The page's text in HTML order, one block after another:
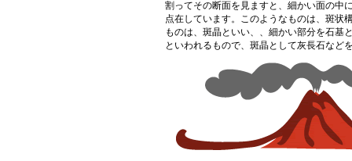
割ってその断面を見ますと、細かい面の中
点在しています。このようなものは、斑状
ものは、斑晶といい、、細かい部分を石基
といわれるもので、斑晶として灰長石など